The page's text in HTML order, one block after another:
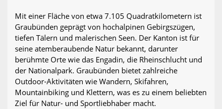
Mit einer Fläche von etwa 7.105 Quadratkilometern ist
Graubünden geprägt von hochalpinen Gebirgszügen,
tiefen Tälern und malerischen Seen. Der Kanton ist für
seine atemberaubende Natur bekannt, darunter
berühmte Orte wie das Engadin, die Rheinschlucht und
der Nationalpark. Graubünden bietet zahlreiche
Outdoor-Aktivitäten wie Wandern, Skifahren,
Mountainbiking und Klettern, was es zu einem beliebten
Ziel für Natur- und Sportliebhaber macht.